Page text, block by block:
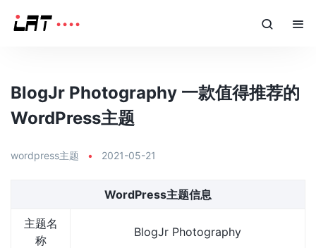
BlogJr Photography 一款值得推荐的
WordPress主题
wordpress主题 • 2021-05-21
WordPress主题信息
主题名
称
BlogJr Photography